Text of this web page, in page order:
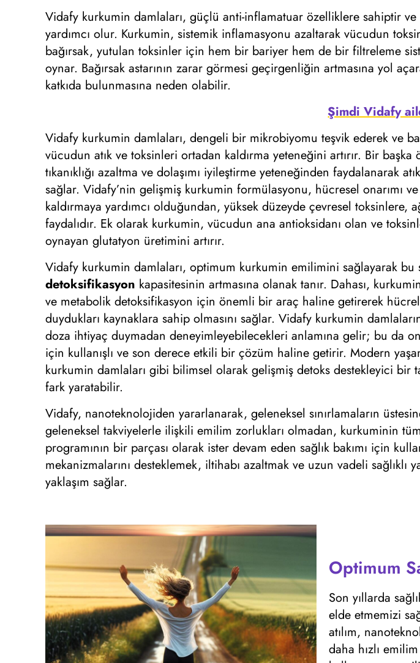
Vidafy kurkumin damlaları, güçlü anti-inflamatuar özelliklere sahiptir
yardımcı olur. Kurkumin, sistemik inflamasyonu azaltarak vücudun
bağırsak, yutulan toksinler için hem bir bariyer hem de bir filtreleme
oynar. Bağırsak astarının zarar görmesi geçirgenliğin artmasına yol
katkıda bulunmasına neden olabilir.
Şimdi Vidafy
Vidafy kurkumin damlaları, dengeli bir mikrobiyomu teşvik ederek ve
vücudun atık ve toksinleri ortadan kaldırma yeteneğini artırır. Bir
tıkanıklığı azaltma ve dolaşımı iyileştirme yeteneğinden faydalanarak
sağlar. Vidafy’nin gelişmiş kurkumin formülasyonu, hücresel onarımı
kaldırmaya yardımcı olduğundan, yüksek düzeyde çevresel
faydalıdır. Ek olarak kurkumin, vücudun ana antioksidanı olan ve
oynayan glutatyon üretimini artırır.
Vidafy kurkumin damlaları, optimum kurkumin emilimini sağlayarak bu
detoksifikasyon kapasitesinin artmasına olanak tanır. Dahası,
ve metabolik detoksifikasyon için önemli bir araç haline getirerek
duydukları kaynaklara sahip olmasını sağlar. Vidafy kurkumin
doza ihtiyaç duymadan deneyimleyebilecekleri anlamına gelir; bu da
için kullanışlı ve son derece etkili bir çözüm haline getirir. Modern
kurkumin damlaları gibi bilimsel olarak gelişmiş detoks destekleyici
fark yaratabilir.
Vidafy, nanoteknolojiden yararlanarak, geleneksel sınırlamaların
geleneksel takviyelerle ilişkili emilim zorlukları olmadan, kurkuminin
programının bir parçası olarak ister devam eden sağlık bakımı için
mekanizmalarını desteklemek, iltihabı azaltmak ve uzun vadeli
yaklaşım sağlar.
Optimum
Son yıllarda
elde etmemizi
atılım,
daha hızlı